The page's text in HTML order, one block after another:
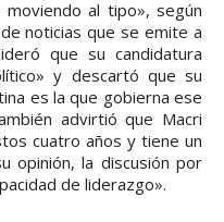
al tipo», según
noticias que se emite a
que su candidatura
y descartó que su
es la que gobierna ese
advirtió que Macri
cuatro años y tiene un
opinión, la discusión por
de liderazgo».